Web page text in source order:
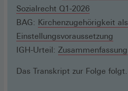
Sozialrecht Q1-2026
BAG: Kirchenzugehörigkeit als
Einstellungsvoraussetzung
IGH-Urteil: Zusammenfassung
Das Transkript zur Folge folgt.